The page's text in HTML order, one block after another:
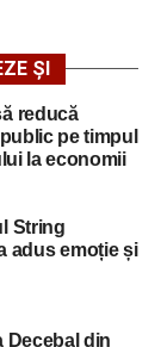
ȘI
reducă
pe timpul
la economii
String
adus emoție și
Decebal din